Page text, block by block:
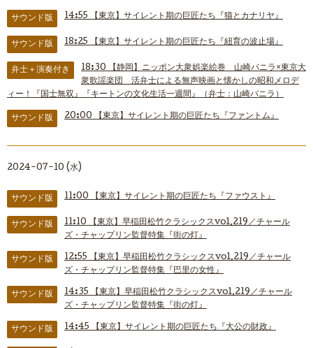
サウンド版 14:55 【東京】サイレント期の巨匠たち『猫とカナリヤ』
サウンド版 18:25 【東京】サイレント期の巨匠たち『紐育の波止場』
弁士＋演奏付き 18:30
【静岡】ニッポン大衆娯楽絵巻 山崎バニラ×東京大
衆歌謡楽団 活弁士による無声映画と懐かしの昭和メロデ
ィー！『国士無双』『キートンの文化生活一週間』（弁士：山崎バニラ）
サウンド版 20:00 【東京】サイレント期の巨匠たち『ファントム』
2024-07-10 (水)
サウンド版 11:00 【東京】サイレント期の巨匠たち『ファウスト』
サウンド版 11:10
【東京】早稲田松竹クラシックスvol.219／チャール
ズ・チャップリン監督特集『街の灯』
サウンド版 12:55
【東京】早稲田松竹クラシックスvol.219／チャール
ズ・チャップリン監督特集『巴里の女性』
サウンド版 14:35
【東京】早稲田松竹クラシックスvol.219／チャール
ズ・チャップリン監督特集『街の灯』
サウンド版 14:45 【東京】サイレント期の巨匠たち『大公の財政』